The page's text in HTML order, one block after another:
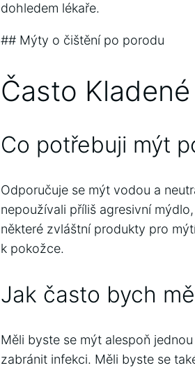
dohledem lékaře.
## Mýty o čištění po porodu
Často
Co potřebuji mýt
Odporučuje se mýt vodou a
nepoužívali příliš agresivní
některé zvláštní produkty pro
k pokožce.
Jak často bych
Měli byste se mýt alespoň
zabránit infekci. Měli byste se